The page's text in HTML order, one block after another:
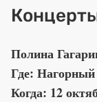
Полина
Где: Нагорный
Когда: 12